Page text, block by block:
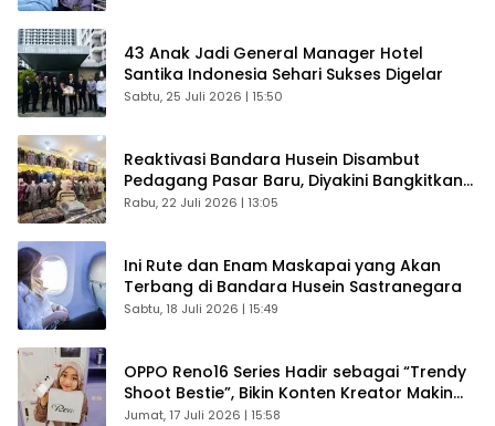
43 Anak Jadi General Manager Hotel
Santika Indonesia Sehari Sukses Digelar
Sabtu, 25 Juli 2026 | 15:50
Reaktivasi Bandara Husein Disambut
Pedagang Pasar Baru, Diyakini Bangkitkan
Kembali Ekonomi Bandung
Rabu, 22 Juli 2026 | 13:05
Ini Rute dan Enam Maskapai yang Akan
Terbang di Bandara Husein Sastranegara
Sabtu, 18 Juli 2026 | 15:49
OPPO Reno16 Series Hadir sebagai “Trendy
Shoot Bestie”, Bikin Konten Kreator Makin
Betah
Jumat, 17 Juli 2026 | 15:58